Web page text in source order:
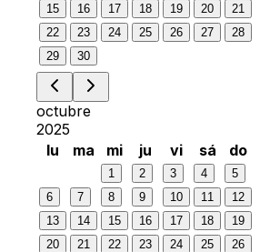
15
16 17 18 19 20
21
22
23 24 25 26 27
28
29
30
octubre
2025
lu
ma mi ju vi sá do
1 2 3 4
5
6
7 8 9 10 11
12
13
14 15 16 17 18
19
20
21 22 23 24 25
26